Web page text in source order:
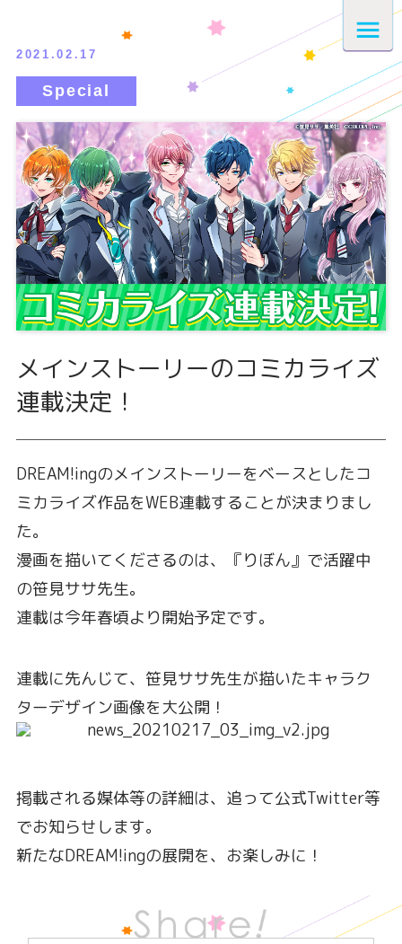
2021.02.17
メインストーリーのコミカライズ
連載決定！
DREAM!ingのメインストーリーをベースとしたコ
ミカライズ作品をWEB連載することが決まりまし
た。
漫画を描いてくださるのは、『りぼん』で活躍中
の笹見ササ先生。
連載は今年春頃より開始予定です。
連載に先んじて、笹見ササ先生が描いたキャラク
ターデザイン画像を大公開！
掲載される媒体等の詳細は、追って公式Twitter等
でお知らせします。
新たなDREAM!ingの展開を、お楽しみに！